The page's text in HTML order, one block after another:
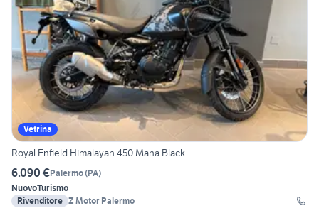
Vetrina
Royal Enfield Himalayan 450 Mana Black
6.090 €Palermo(PA)
NuovoTurismo
Rivenditore Z Motor Palermo